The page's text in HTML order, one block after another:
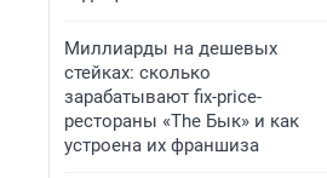
Миллиарды на дешевых
стейках: сколько
зарабатывают fix-price-
рестораны «The Бык» и как
устроена их франшиза